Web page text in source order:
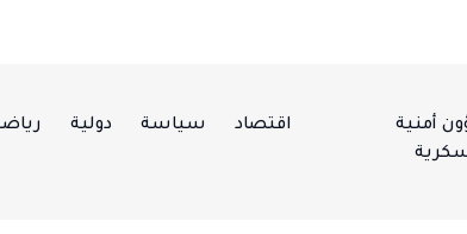
أمنية
اقتصاد سياسة دولية